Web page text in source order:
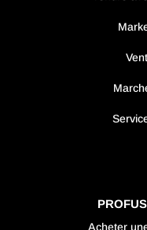
Acheter